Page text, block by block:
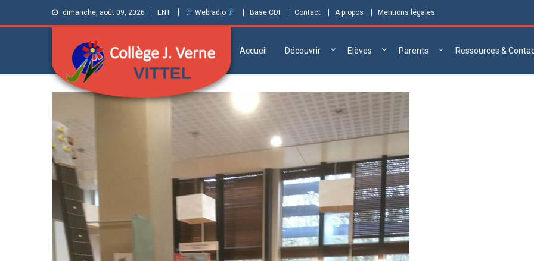
dimanche, août 09, 2026 ENT Webradio Base CDI Contact A propos Mentions légales
Collège Jules
Informations et ressources pour élèves,
Accueil Découvrir Elèves Parents Ressources &